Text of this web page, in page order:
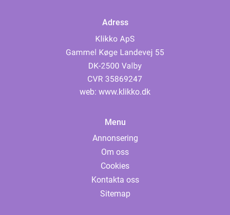
Adress
web: www.klikko.dk
Menu
Annonsering
Om oss
Cookies
Kontakta oss
Sitemap